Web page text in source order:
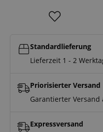
Standardlieferung
Lieferzeit 1 - 2
Priorisierter Versand
Garantierter Versand
Expressversand